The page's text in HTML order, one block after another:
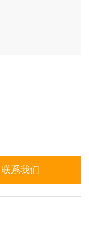
联系我们